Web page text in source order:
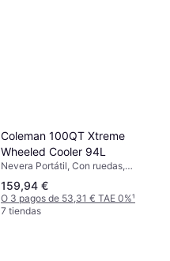
31,10 €207,33 €/L
O 3 pagos de 10,36 € TAE 0%
1 tienda
Coleman 100QT Xtreme
Wheeled Cooler 94L
Nevera Portátil, Con ruedas,
Polietileno
159,94 €
O 3 pagos de 53,31 € TAE 0%¹
7 tiendas